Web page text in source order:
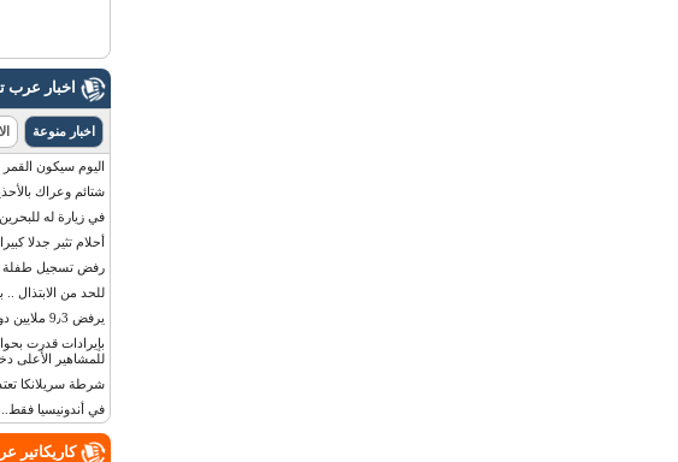
اخبار عرب
اخبار منوعة
اليوم سيكون القمر
شتائم وعراك
في زيارة له
أحلام تثير جدلا
رفض تسجيل طفلة
للحد من الابتذال ..
يرفض 9٫3 ملايين دولار مقابل لوحة أرقام سيارته
للمشاهير الأعلى
شرطة سريلانكا
في أندونيسيا
كاريكاتير